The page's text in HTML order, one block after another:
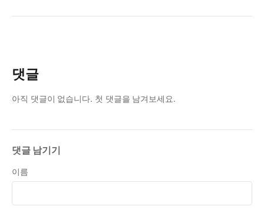
댓글
아직 댓글이 없습니다. 첫 댓글을 남겨보세요.
댓글 남기기
이름